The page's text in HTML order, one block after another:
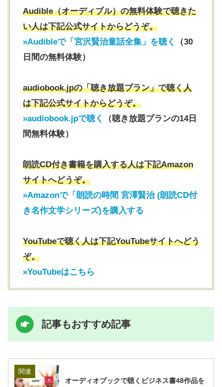
Audible（オーディブル）の無料体験で聴きた
い人は下記公式サイトからどうぞ。
»Audibleで「宮沢賢治童話全集」を聴く
（30
日間の無料体験）
audiobook.jpの「聴き放題プラン」で聴く人
は下記公式サイトからどうぞ。
»audiobook.jpで聴く
（聴き放題プランの14日
間無料体験）
朗読CD付き書籍を購入する人は下記Amazon
サイトへどうぞ。
»Amazonで「朗読の時間 宮澤賢治 (朗読CD付
き名作文学シリーズ)を購入する
YouTubeで聴く人は下記YouTubeサイトへどう
ぞ。
»YouTubeはこちら
記事もおすすめ記事
関連
オーディオブックで聴くビジネス書48作品を